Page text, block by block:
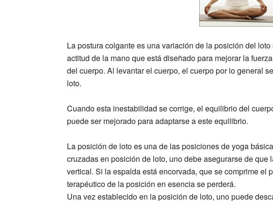
La postura colgante es una variación de la posición del
actitud de la mano que está diseñado para mejorar la
del cuerpo. Al levantar el cuerpo, el cuerpo por lo general
loto.
Cuando esta inestabilidad se corrige, el equilibrio del
puede ser mejorado para adaptarse a este equilibrio.
La posición de loto es una de las posiciones de yoga
cruzadas en posición de loto, uno debe asegurarse de que
vertical. Si la espalda está encorvada, que se comprime el
terapéutico de la posición en esencia se perderá.
Una vez establecido en la posición de loto, uno puede